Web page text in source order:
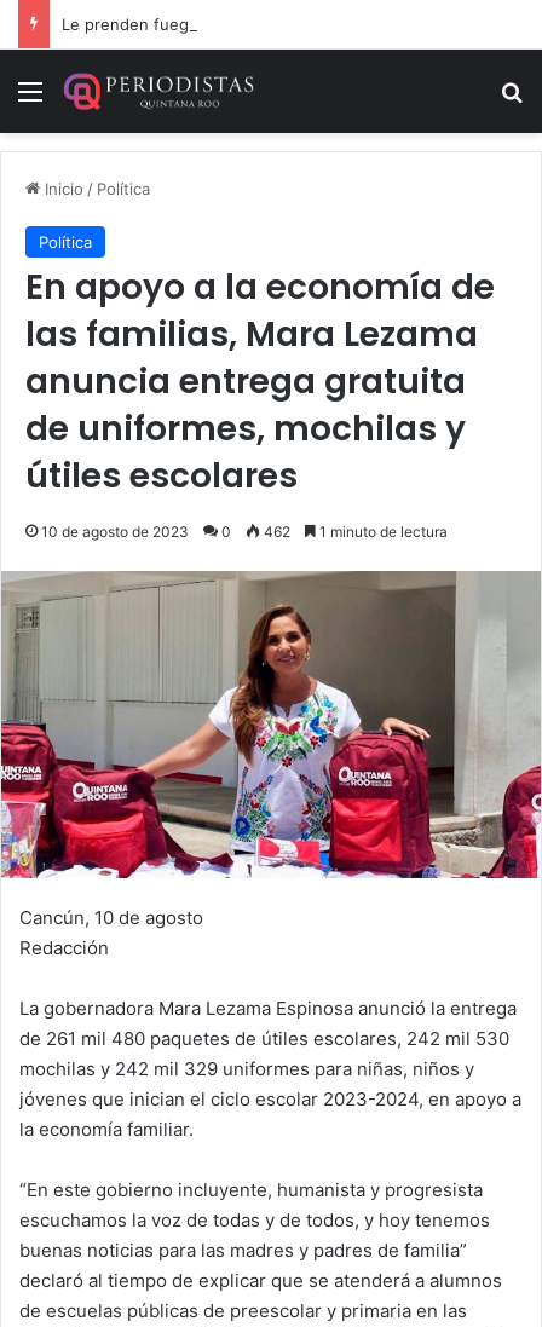
Menú
Inicio / Política
Política
En apoyo a la economía de
las familias, Mara Lezama
anuncia entrega gratuita
de uniformes, mochilas y
útiles escolares
10 de agosto de 2023 0 462 1 minuto de lectura
Cancún, 10 de agosto
Redacción
La gobernadora Mara Lezama Espinosa anunció la entrega
de 261 mil 480 paquetes de útiles escolares, 242 mil 530
mochilas y 242 mil 329 uniformes para niñas, niños y
jóvenes que inician el ciclo escolar 2023-2024, en apoyo a
la economía familiar.
“En este gobierno incluyente, humanista y progresista
escuchamos la voz de todas y de todos, y hoy tenemos
buenas noticias para las madres y padres de familia”
declaró al tiempo de explicar que se atenderá a alumnos
de escuelas públicas de preescolar y primaria en las